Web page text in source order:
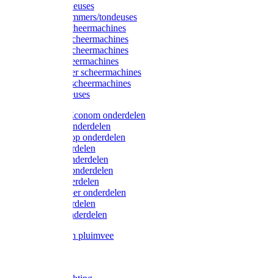
Moser tondeuses
Overige trimmers/tondeuses
Heiniger scheermachines
Hauptner scheermachines
Aesculap scheermachines
Liscop scheermachines
FarmClipper scheermachines
Constanta scheermachines
Wahl tondeuses
Aesculap/Econom onderdelen
Hauptner onderdelen
Lister/Liscop onderdelen
Eider onderdelen
Heiniger onderdelen
Constanta onderdelen
Moser onderdelen
Farm Clipper onderdelen
Oster onderdelen
TailWell onderdelen
Voerbakken pluimvee